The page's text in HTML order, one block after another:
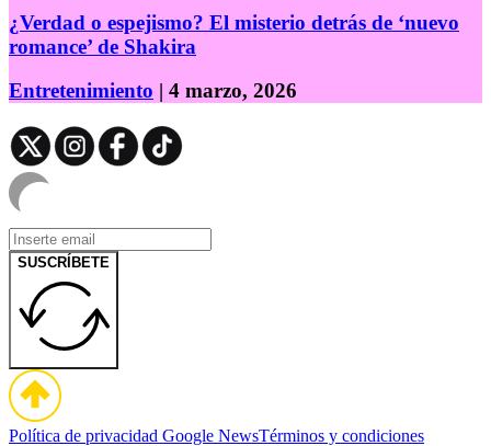
¿Verdad o espejismo? El misterio detrás de ‘nuevo
romance’ de Shakira
Entretenimiento | 4 marzo, 2026
SUSCRÍBETE
Política de privacidad Google NewsTérminos y condiciones